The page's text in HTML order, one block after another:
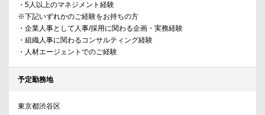
・5人以上のマネジメント経験
※下記いずれかのご経験をお持ちの方
・企業人事として人事/採用に関わる企画・実務経験
・組織人事に関わるコンサルティング経験
・人材エージェントでのご経験
予定勤務地
東京都渋谷区